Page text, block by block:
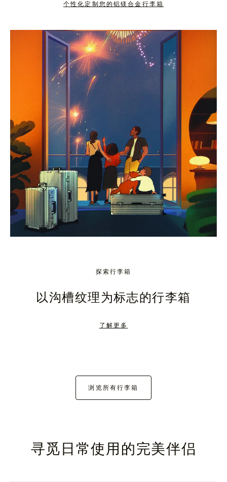
下
击
按
钮
取
消
静
个性化定制您的铝镁合金行李箱
探索行李箱
以沟槽纹理为标志的行李箱
了解更多
浏览所有行李箱
寻觅日常使用的完美伴侣